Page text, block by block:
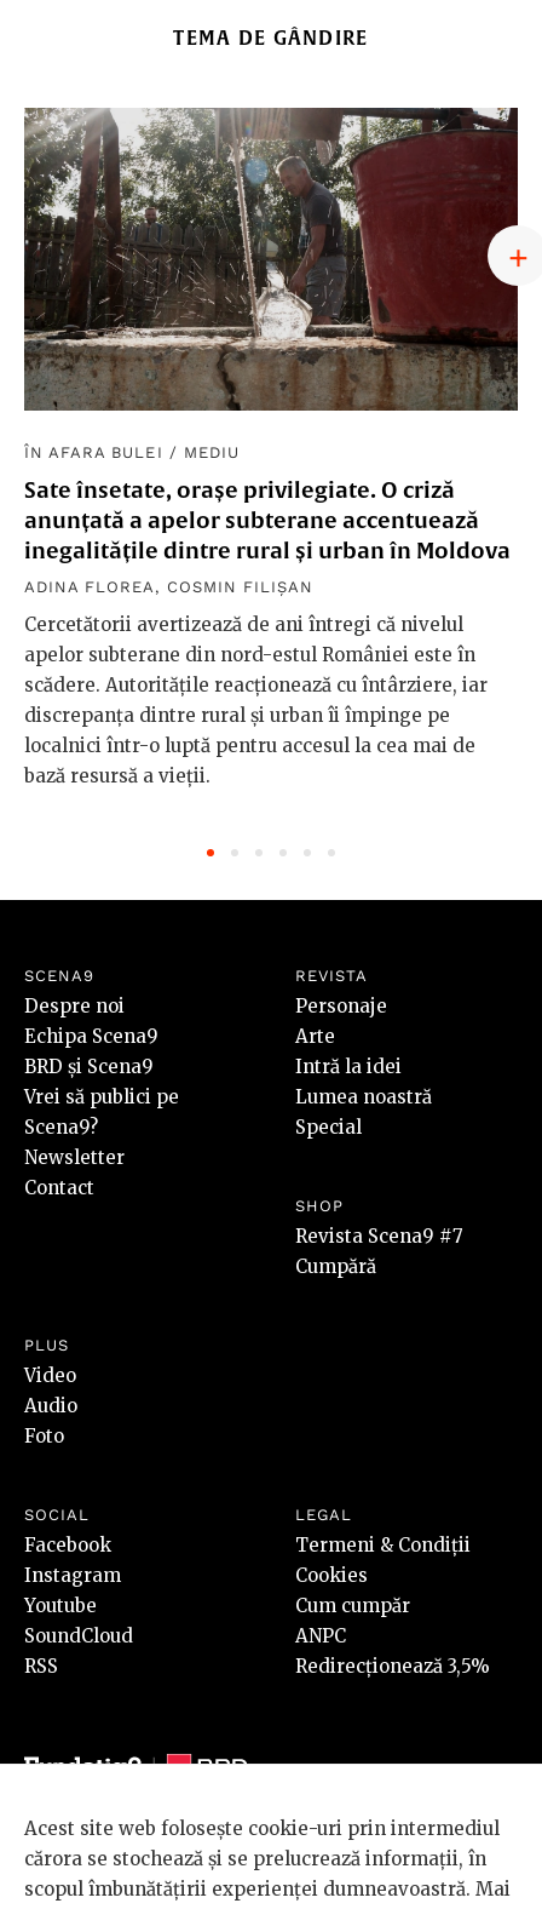
TEMA DE GÂNDIRE
ÎN AFARA BULEI / MEDIU
Sate însetate, orașe privilegiate. O criză
anunțată a apelor subterane accentuează
inegalitățile dintre rural și urban în Moldova
ADINA FLOREA , COSMIN FILIȘAN
Cercetătorii avertizează de ani întregi că nivelul
apelor subterane din nord-estul României este în
scădere. Autoritățile reacționează cu întârziere, iar
discrepanța dintre rural și urban îi împinge pe
localnici într-o luptă pentru accesul la cea mai de
bază resursă a vieții.
SCENA9
Despre noi
Echipa Scena9
BRD și Scena9
Vrei să publici pe
Scena9?
Newsletter
Contact
REVISTA
Personaje
Arte
Intră la idei
Lumea noastră
Special
SHOP
Revista Scena9 #7
Cumpără
PLUS
Video
Audio
Foto
SOCIAL
Facebook
Instagram
Youtube
SoundCloud
RSS
LEGAL
Termeni & Condiții
Cookies
Cum cumpăr
ANPC
Redirecționează 3,5%
© 2026 BRD Groupe Société Générale, toate drepturile rezervate.
Scena 9 este un proiect sustinut de
BRD GROUPE SOCIÉTÉ
Acest site web folosește cookie-uri prin intermediul
cărora se stochează și se prelucrează informații, în
scopul îmbunătățirii experienței dumneavoastră. Mai